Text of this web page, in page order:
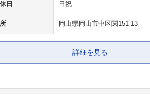
日 日祝
岡山県岡山市中区関151-13
詳細を見る